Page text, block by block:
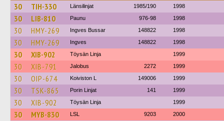
30 TIH-330 Länsilinjat 1985/190 1998
30 LIB-810 Paunu 976-98 1998
30 HMY-269 Ingves Bussar 148822 1998
30 HMY-269 Ingves 148822 1998
30 XIB-902 Töysän Linja 1999
30 XIB-791 Jalobus 2272 1999
30 OIP-674 Koiviston L 149006 1999
30 TSK-865 Porin Linjat 141 1999
30 XIB-902 Töysän Linja 1999
30 MYB-830 LSL 9203 2000